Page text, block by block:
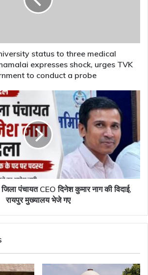
status to three medical
expresses shock, urges TVK
to conduct a probe
जिला पंचायत CEO दिनेश कुमार नाग की विदाई,
रायपुर मुख्यालय भेजे गए